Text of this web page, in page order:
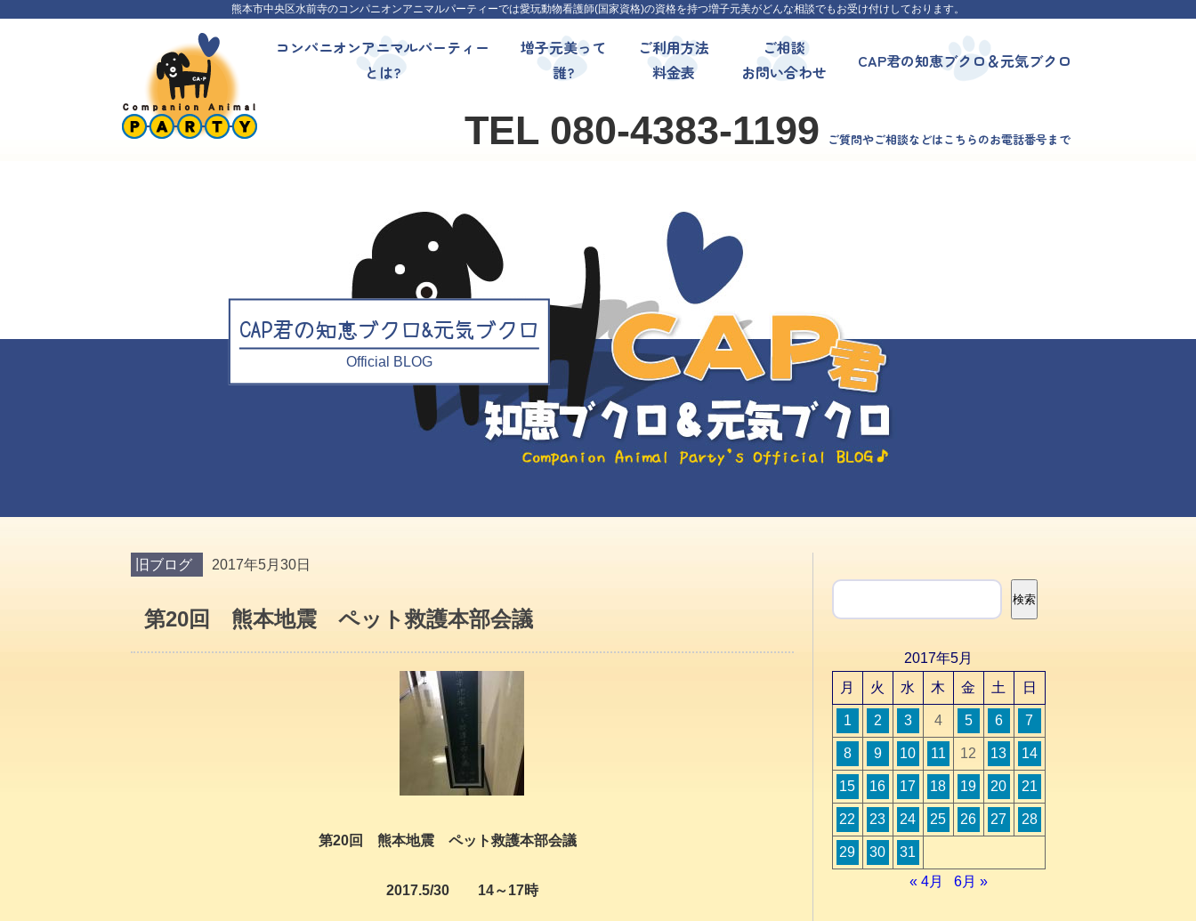
熊本市中央区水前寺のコンパニオンアニマルパーティーでは愛玩動物看護師(国家資格)の資格を持つ増子元美がどんな相談でもお受け付けしております。
コンパニオンアニマルパーティー
とは?
増子元美って
誰?
ご利用方法
料金表
ご相談
お問い合わせ
CAP君の知恵ブクロ＆元気ブクロ
TEL 080-4383-1199 ご質問やご相談などはこちらのお電話番号まで
CAP君の知恵ブクロ&元気ブクロ
Official BLOG
旧ブログ 2017年5月30日
第20回 熊本地震 ペット救護本部会議
第20回 熊本地震 ペット救護本部会議
2017.5/30 14～17時
検索
検索
2017年5月
月
火 水 木 金 土 日
1 2 3 4 5 6 7
8 9 10 11 12 13 14
15 16 17 18 19 20 21
22 23 24 25 26 27 28
29 30
31
« 4月
6月 »